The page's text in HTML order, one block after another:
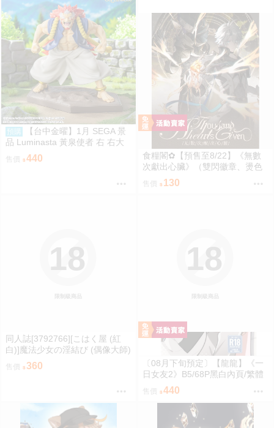
預購
【台中金曜】1月 SEGA 景
品 Luminasta 黃泉使者 右 右大
人 0901
售價 440
食糧閣✿【預售至8/22】《無數
次獻出心臟》（雙閃徽章、燙色
大拍立得&逆向對裱塔羅牌、壓克
力雙閃色紙、彩窗普麻、彩窗立
售價 130
限制級商品
18
同人誌[3792766][こはく屋 (紅
白)]魔法少女の淫結び (偶像大師)
售價 360
限制級商品
18
〔08月下旬預定〕【龍龍】《一
日女友2》B5/68P黑白內頁/繁體
中文⬢黑市兔 (parody: BanG Dre
am! It's MyGO!!!!! Ave Mujica 迷
途之子 頌樂人偶 バンドリ！) FF
售價 440